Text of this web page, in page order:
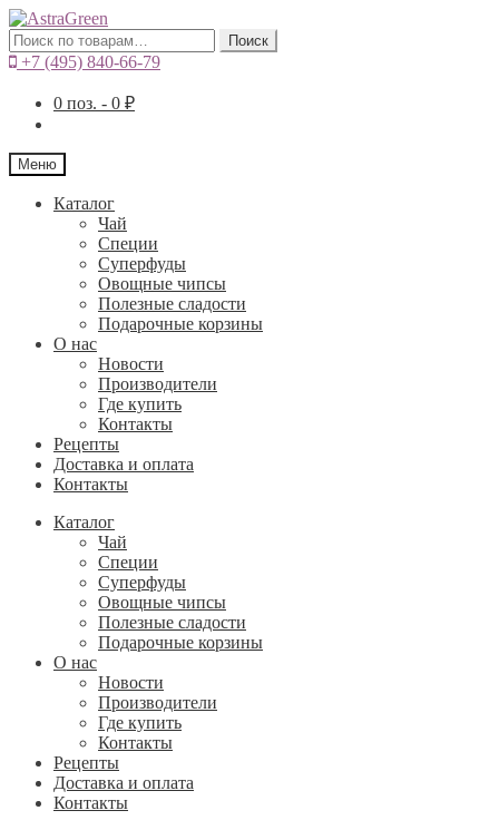
Искать: Поиск
+7 (495) 840-66-79
0 поз. - 0 ₽
Меню
Каталог
Чай
Специи
Cуперфуды
Овощные чипсы
Полезные сладости
Подарочные корзины
О нас
Новости
Производители
Где купить
Контакты
Рецепты
Доставка и оплата
Контакты
Каталог
Чай
Специи
Cуперфуды
Овощные чипсы
Полезные сладости
Подарочные корзины
О нас
Новости
Производители
Где купить
Контакты
Рецепты
Доставка и оплата
Контакты